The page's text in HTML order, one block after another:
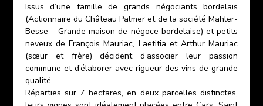
Issus d’une famille de grands négociants bordelais
(Actionnaire du Château Palmer et de la société Mähler-
Besse – Grande maison de négoce bordelaise) et petits
neveux de François Mauriac, Laetitia et Arthur Mauriac
(sœur et frère) décident d’associer leur passion
commune et d’élaborer avec rigueur des vins de grande
qualité.
Réparties sur 7 hectares, en deux parcelles distinctes,